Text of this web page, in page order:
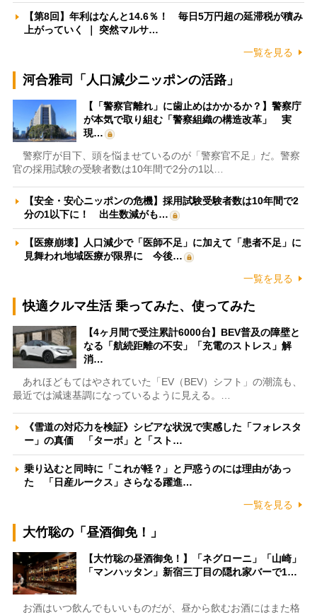
【第8回】年利はなんと14.6％！ 毎日5万円超の延滞税が積み
上がっていく ｜ 突然マルサ…
一覧を見る
河合雅司「人口減少ニッポンの活路」
【「警察官離れ」に歯止めはかかるか？】警察庁
が本気で取り組む「警察組織の構造改革」 実
現…
警察庁が目下、頭を悩ませているのが「警察官不足」だ。警察
官の採用試験の受験者数は10年間で2分の1以…
【安全・安心ニッポンの危機】採用試験受験者数は10年間で2
分の1以下に！ 出生数減がも…
【医療崩壊】人口減少で「医師不足」に加えて「患者不足」に
見舞われ地域医療が限界に 今後…
一覧を見る
快適クルマ生活 乗ってみた、使ってみた
【4ヶ月間で受注累計6000台】BEV普及の障壁と
なる「航続距離の不安」「充電のストレス」解
消…
あれほどもてはやされていた「EV（BEV）シフト」の潮流も、
最近では減速基調になっているように見える。…
《雪道の対応力を検証》シビアな状況で実感した「フォレスタ
ー」の真価 「ターボ」と「スト…
乗り込むと同時に「これが軽？」と戸惑うのには理由があっ
た 「日産ルークス」さらなる躍進…
一覧を見る
大竹聡の「昼酒御免！」
【大竹聡の昼酒御免！】「ネグローニ」「山崎」
「マンハッタン」新宿三丁目の隠れ家バーで1…
お酒はいつ飲んでもいいものだが、昼から飲むお酒にはまた格